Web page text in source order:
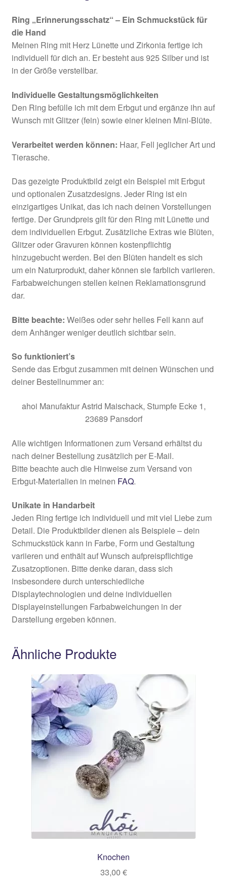
Ring „Erinnerungsschatz“ – Ein Schmuckstück für
die Hand
Meinen Ring mit Herz Lünette und Zirkonia fertige ich
individuell für dich an. Er besteht aus 925 Silber und ist
in der Größe verstellbar.
Individuelle Gestaltungsmöglichkeiten
Den Ring befülle ich mit dem Erbgut und ergänze ihn auf
Wunsch mit Glitzer (fein) sowie einer kleinen Mini-Blüte.
Verarbeitet werden können: Haar, Fell jeglicher Art und
Tierasche.
Das gezeigte Produktbild zeigt ein Beispiel mit Erbgut
und optionalen Zusatzdesigns. Jeder Ring ist ein
einzigartiges Unikat, das ich nach deinen Vorstellungen
fertige. Der Grundpreis gilt für den Ring mit Lünette und
dem individuellen Erbgut. Zusätzliche Extras wie Blüten,
Glitzer oder Gravuren können kostenpflichtig
hinzugebucht werden. Bei den Blüten handelt es sich
um ein Naturprodukt, daher können sie farblich variieren.
Farbabweichungen stellen keinen Reklamationsgrund
dar.
Bitte beachte: Weißes oder sehr helles Fell kann auf
dem Anhänger weniger deutlich sichtbar sein.
So funktioniert’s
Sende das Erbgut zusammen mit deinen Wünschen und
deiner Bestellnummer an:
ahoi Manufaktur Astrid Maischack, Stumpfe Ecke 1,
23689 Pansdorf
Alle wichtigen Informationen zum Versand erhältst du
nach deiner Bestellung zusätzlich per E-Mail.
Bitte beachte auch die Hinweise zum Versand von
Erbgut-Materialien in meinen FAQ.
Unikate in Handarbeit
Jeden Ring fertige ich individuell und mit viel Liebe zum
Detail. Die Produktbilder dienen als Beispiele – dein
Schmuckstück kann in Farbe, Form und Gestaltung
variieren und enthält auf Wunsch aufpreispflichtige
Zusatzoptionen. Bitte denke daran, dass sich
insbesondere durch unterschiedliche
Displaytechnologien und deine individuellen
Displayeinstellungen Farbabweichungen in der
Darstellung ergeben können.
Ähnliche Produkte
Knochen
33,00 €